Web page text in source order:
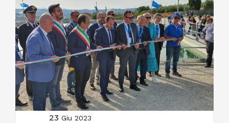
23 Giu 2023